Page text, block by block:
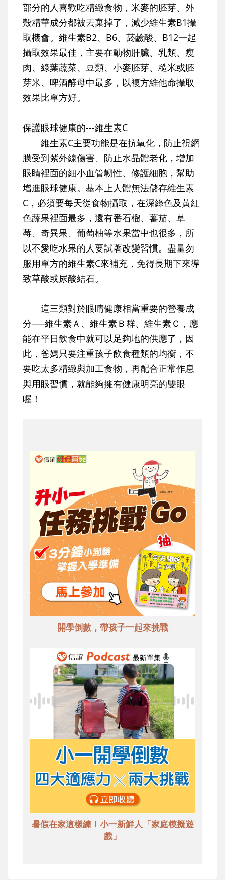
部分的人喜歡吃精緻食物，米麥的胚芽、外
殼精華成分都被丟棄掉了，減少維生素B1攝
取機會。維生素B2、B6、菸鹼酸、B12一起
攝取效果最佳，主要在動物肝臟、乳類、瘦
肉、綠葉蔬菜、豆類、小麥胚芽、糙米或胚
芽米、啤酒酵母中最多，以複方維他命攝取
效果比單方好。
保護眼球健康的---維生素C
維生素C主要功能是在抗氧化，防止視網
膜受到紫外線傷害、防止水晶體老化，增加
眼睛裡面的細小血管韌性、修護細胞，幫助
增進眼球健康。基本上人體無法儲存維生素
C，必須要每天從食物攝取，在深綠色及黃紅
色蔬果裡面最多，還有番石榴、蕃茄、草
莓、奇異果、葡萄柚等水果當中也很多，所
以不愛吃水果的人要試著改變習慣。盡量勿
服用單方的維生素C來補充，免得長期下來導
致草酸或尿酸結石。
這三類對於眼睛健康相當重要的營養成
分──維生素Ａ、維生素Ｂ群、維生素Ｃ，應
能在平日飲食中就可以足夠地的供應了，因
此，爸媽只要注重孩子飲食種類的均衡，不
要吃太多精緻與加工食物，再配合正常作息
與用眼習慣，就能夠擁有健康明亮的雙眼
喔！
開學倒數，帶孩子一起來挑戰
暑假在家這樣練！小一新鮮人「家庭模擬遊
戲」